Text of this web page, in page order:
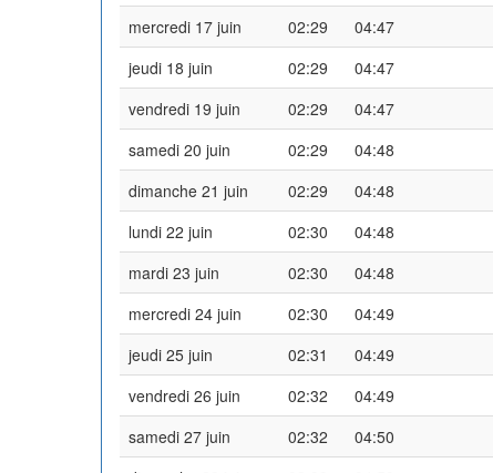
mercredi 17 juin
02:29 04:47
jeudi 18 juin
02:29 04:47
vendredi 19 juin
02:29 04:47
samedi 20 juin
02:29 04:48
dimanche 21 juin
02:29 04:48
lundi 22 juin
02:30 04:48
mardi 23 juin
02:30 04:48
mercredi 24 juin
02:30 04:49
jeudi 25 juin
02:31 04:49
vendredi 26 juin
02:32 04:49
samedi 27 juin
02:32 04:50